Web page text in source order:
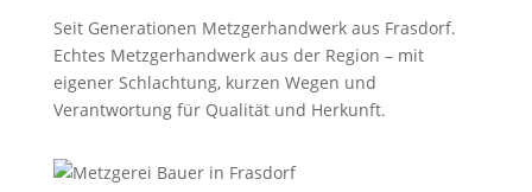
Seit Generationen Metzgerhandwerk aus Frasdorf.
Echtes Metzgerhandwerk aus der Region – mit
eigener Schlachtung, kurzen Wegen und
Verantwortung für Qualität und Herkunft.